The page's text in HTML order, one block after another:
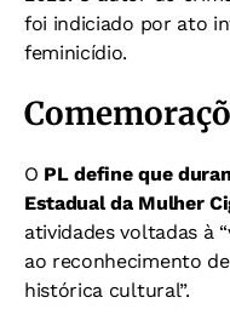
foi indiciado por ato
feminicídio.
O PL define que
Estadual da Mulher
atividades voltadas à
ao reconhecimento
histórica cultural”.